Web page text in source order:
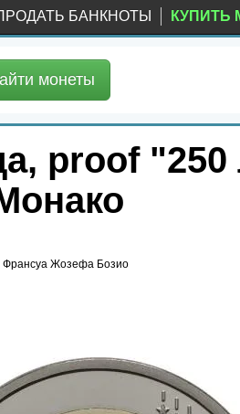
БАНКНОТЫ КУПИТЬ
монеты
proof "250
Франсуа Жозефа Бозио